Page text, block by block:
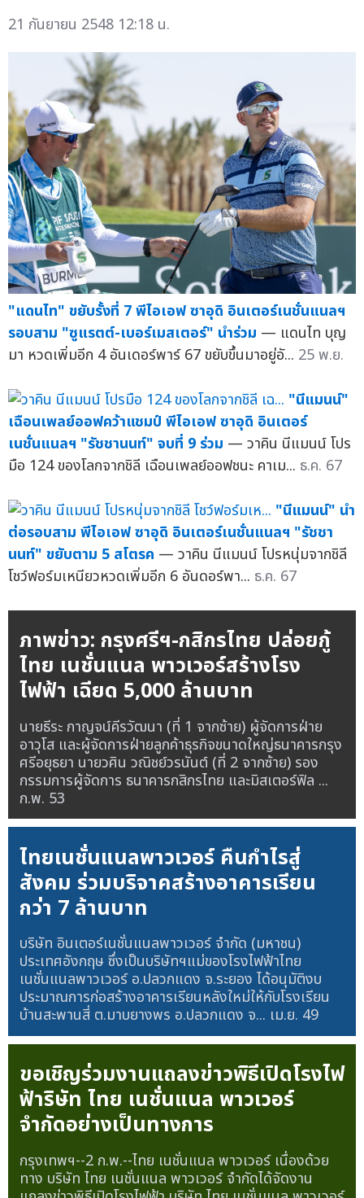
21 กันยายน 2548 12:18 น.
"แดนไท" ขยับรั้งที่ 7 พีไอเอฟ ซาอุดิ อินเตอร์เนชั่นแนลฯ
รอบสาม "ซูแรตต์-เบอร์เมสเตอร์" นำร่วม — แดนไท บุญ
มา หวดเพิ่มอีก 4 อันเดอร์พาร์ 67 ขยับขึ้นมาอยู่อั... 25 พ.ย.
"นีแมนน์"
เฉือนเพลย์ออฟคว้าแชมป์ พีไอเอฟ ซาอุดิ อินเตอร์
เนชั่นแนลฯ "รัชชานนท์" จบที่ 9 ร่วม — วาคิน นีแมนน์ โปร
มือ 124 ของโลกจากชิลี เฉือนเพลย์ออฟชนะ คาเม... ธ.ค. 67
"นีแมนน์" นำ
ต่อรอบสาม พีไอเอฟ ซาอุดิ อินเตอร์เนชั่นแนลฯ "รัชชา
นนท์" ขยับตาม 5 สโตรค — วาคิน นีแมนน์ โปรหนุ่มจากชิลี
โชว์ฟอร์มเหนียวหวดเพิ่มอีก 6 อันดอร์พา... ธ.ค. 67
ภาพข่าว: กรุงศรีฯ-กสิกรไทย ปล่อยกู้
ไทย เนชั่นแนล พาวเวอร์สร้างโรง
ไฟฟ้า เฉียด 5,000 ล้านบาท
นายธีระ กาญจน์คีรวัฒนา (ที่ 1 จากซ้าย) ผู้จัดการฝ่าย
อาวุโส และผู้จัดการฝ่ายลูกค้าธุรกิจขนาดใหญ่ธนาคารกรุง
ศรีอยุธยา นายวศิน วณิชย์วรนันต์ (ที่ 2 จากซ้าย) รอง
กรรมการผู้จัดการ ธนาคารกสิกรไทย และมิสเตอร์ฟิล ...
ก.พ. 53
ไทยเนชั่นแนลพาวเวอร์ คืนกำไรสู่
สังคม ร่วมบริจาคสร้างอาคารเรียน
กว่า 7 ล้านบาท
บริษัท อินเตอร์เนชั่นแนลพาวเวอร์ จำกัด (มหาชน)
ประเทศอังกฤษ ซึ่งเป็นบริษัทฯแม่ของโรงไฟฟ้าไทย
เนชั่นแนลพาวเวอร์ อ.ปลวกแดง จ.ระยอง ได้อนุมัติงบ
ประมาณการก่อสร้างอาคารเรียนหลังใหม่ให้กับโรงเรียน
บ้านสะพานสี่ ต.มาบยางพร อ.ปลวกแดง จ... เม.ย. 49
ขอเชิญร่วมงานแถลงข่าวพิธีเปิดโรงไฟ
ฟ้าริษัท ไทย เนชั่นแนล พาวเวอร์
จำกัดอย่างเป็นทางการ
กรุงเทพฯ--2 ก.พ.--ไทย เนชั่นแนล พาวเวอร์ เนื่องด้วย
ทาง บริษัท ไทย เนชั่นแนล พาวเวอร์ จำกัดได้จัดงาน